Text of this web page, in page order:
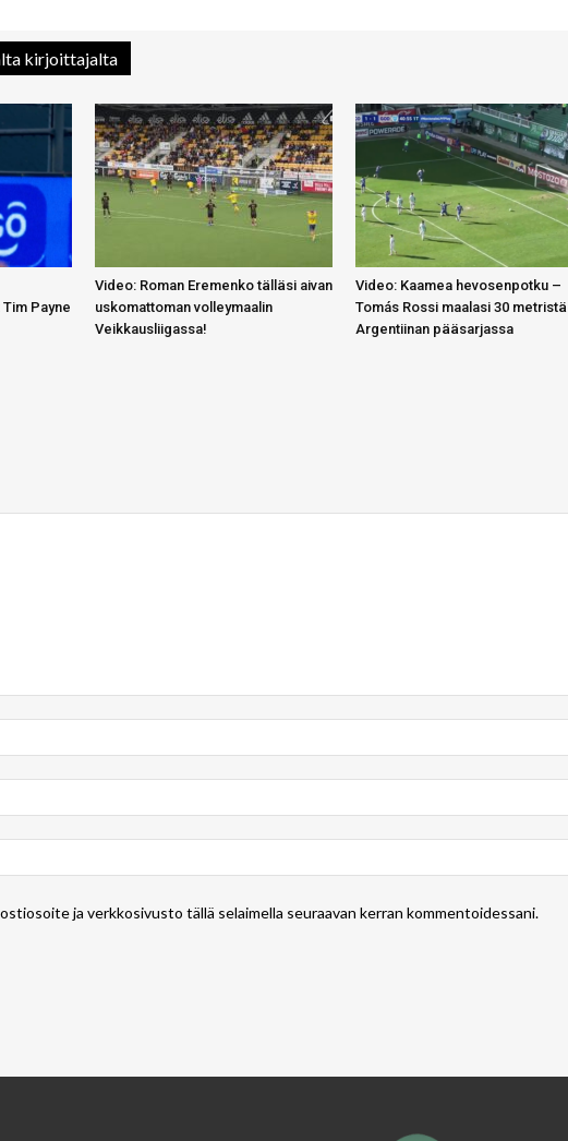
kirjoittajalta
Payne
Video: Roman Eremenko tälläsi aivan
uskomattoman volleymaalin
Veikkausliigassa!
Video: Kaamea hevosenpotku –
Tomás Rossi maalasi 30 metristä
Argentiinan pääsarjassa
ja verkkosivusto tällä selaimella seuraavan kerran kommentoidessani.